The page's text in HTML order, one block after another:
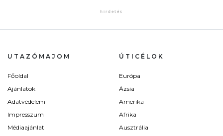
UTAZÓMAJOM
Főoldal
Ajánlatok
Adatvédelem
Impresszum
Médiaajánlat
ÚTICÉLOK
Európa
Ázsia
Amerika
Afrika
Ausztrália